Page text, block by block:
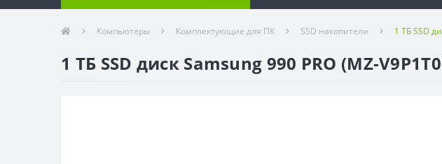
Компьютеры Комплектующие для ПК SSD накопители 1 ТБ SSD
1 ТБ SSD диск Samsung 990 PRO (MZ-